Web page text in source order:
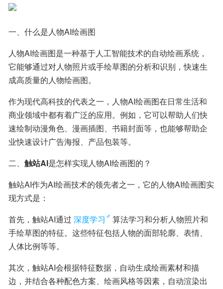
一、什么是人物AI绘画图
人物AI绘画图是一种基于人工智能技术的自动绘画系统，
它能够通过对人物照片或手绘草图的分析和识别，快速生
成高质量的人物绘画图。
作为现代高科技的代表之一，人物AI绘画图在日常生活和
商业领域中都有着广泛的应用。例如，它可以帮助人们快
速绘制动漫角色、漫画插图、书籍封面等，也能够帮助企
业快速设计广告海报、产品包装等。
二、 触站AI是怎样实现人物AI绘画图的？
触站AI作为AI绘画技术的领先者之一，它的人物AI绘画图实
现方式是：
首先，触站AI通过 深度学习
算法学习和分析人物照片和
手绘草图的特征。这些特征包括人物的面部轮廓、表情、
人体比例等等。
其次，触站AI会根据特征数据，自动生成绘画素材和描
边，并结合各种配色方案、绘画风格等因素，自动渲染出